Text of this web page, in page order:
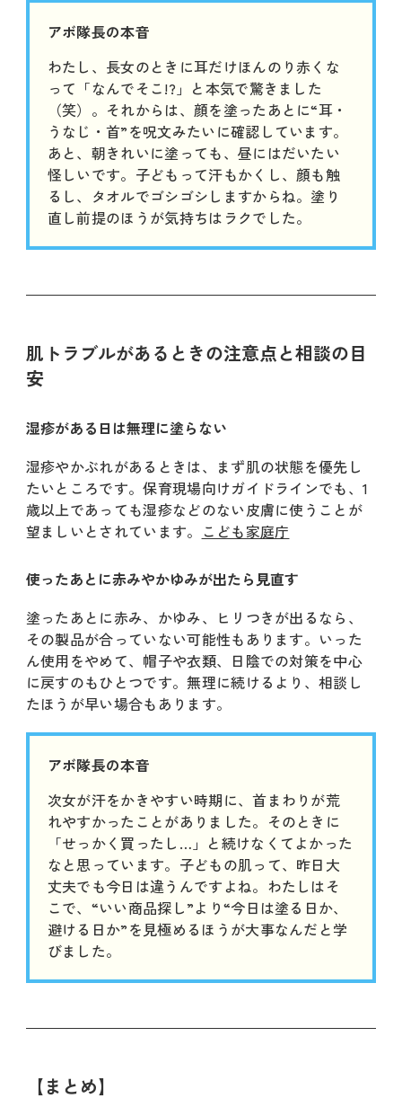
アボ隊長の本音
わたし、長女のときに耳だけほんのり赤くな
って「なんでそこ!?」と本気で驚きました
（笑）。それからは、顔を塗ったあとに“耳・
うなじ・首”を呪文みたいに確認しています。
あと、朝きれいに塗っても、昼にはだいたい
怪しいです。子どもって汗もかくし、顔も触
るし、タオルでゴシゴシしますからね。塗り
直し前提のほうが気持ちはラクでした。
肌トラブルがあるときの注意点と相談の目
安
湿疹がある日は無理に塗らない
湿疹やかぶれがあるときは、まず肌の状態を優先し
たいところです。保育現場向けガイドラインでも、1
歳以上であっても湿疹などのない皮膚に使うことが
望ましいとされています。 こども家庭庁
使ったあとに赤みやかゆみが出たら見直す
塗ったあとに赤み、かゆみ、ヒリつきが出るなら、
その製品が合っていない可能性もあります。いった
ん使用をやめて、帽子や衣類、日陰での対策を中心
に戻すのもひとつです。無理に続けるより、相談し
たほうが早い場合もあります。
アボ隊長の本音
次女が汗をかきやすい時期に、首まわりが荒
れやすかったことがありました。そのときに
「せっかく買ったし…」と続けなくてよかった
なと思っています。子どもの肌って、昨日大
丈夫でも今日は違うんですよね。わたしはそ
こで、“いい商品探し”より“今日は塗る日か、
避ける日か”を見極めるほうが大事なんだと学
びました。
【まとめ】